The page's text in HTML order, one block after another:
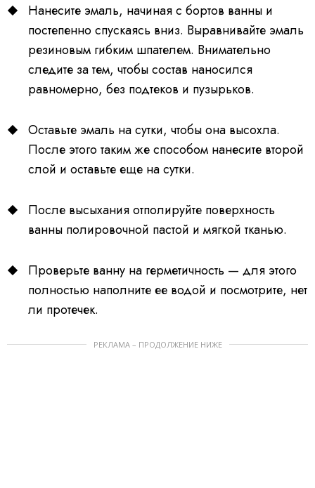
Нанесите эмаль, начиная с бортов ванны и
постепенно спускаясь вниз. Выравнивайте эмаль
резиновым гибким шпателем. Внимательно
следите за тем, чтобы состав наносился
равномерно, без подтеков и пузырьков.
Оставьте эмаль на сутки, чтобы она высохла.
После этого таким же способом нанесите второй
слой и оставьте еще на сутки.
После высыхания отполируйте поверхность
ванны полировочной пастой и мягкой тканью.
Проверьте ванну на герметичность — для этого
полностью наполните ее водой и посмотрите, нет
ли протечек.
РЕКЛАМА – ПРОДОЛЖЕНИЕ НИЖЕ